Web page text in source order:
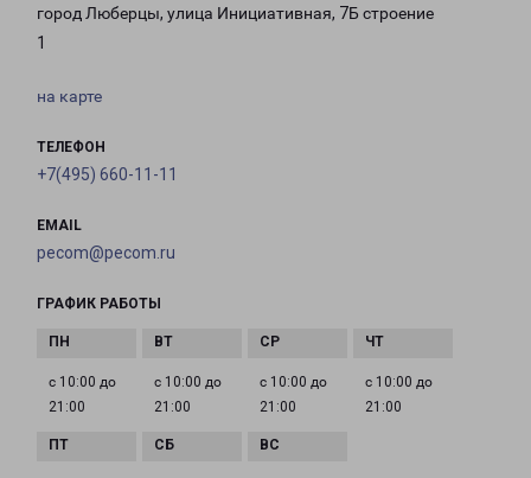
город Люберцы, улица Инициативная, 7Б строение
1
на карте
ТЕЛЕФОН
+7(495) 660-11-11
EMAIL
pecom@pecom.ru
ГРАФИК РАБОТЫ
с 10:00 до
21:00
с 10:00 до
21:00
с 10:00 до
21:00
с 10:00 до
21:00